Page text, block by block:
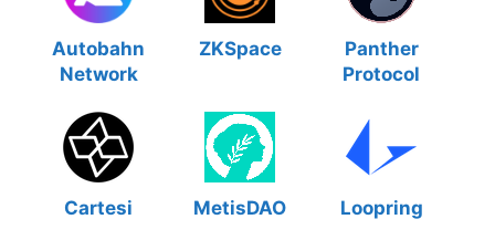
Autobahn
Network
ZKSpace
Panther
Protocol
Cartesi MetisDAO Loopring